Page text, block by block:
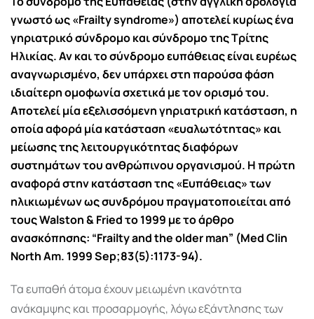
γνωστό ως «Frailty syndrome») αποτελεί κυρίως ένα
γηριατρικό σύνδρομο και σύνδρομο της Τρίτης
Ηλικίας. Αν και το σύνδρομο ευπάθειας είναι ευρέως
αναγνωρισμένο, δεν υπάρχει στη παρούσα φάση
ιδιαίτερη ομοφωνία σχετικά με τον ορισμό του.
Αποτελεί μία εξελισσόμενη γηριατρική κατάσταση, η
οποία αφορά μία κατάσταση «ευαλωτότητας» και
μείωσης της λειτουργικότητας διαφόρων
συστημάτων του ανθρώπινου οργανισμού. Η πρώτη
αναφορά στην κατάσταση της «Ευπάθειας» των
ηλικιωμένων ως συνδρόμου πραγματοποιείται από
τους Walston & Fried το 1999 με το άρθρο
ανασκόπησης: “Frailty and the older man” (Med Clin
North Am. 1999 Sep;83(5):1173-94).
Τα ευπαθή άτομα έχουν μειωμένη ικανότητα
ανάκαμψης και προσαρμογής, λόγω εξάντλησης των